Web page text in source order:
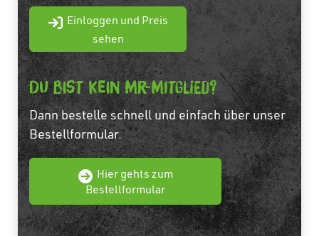
Einloggen und Preis
sehen
Du bist Kein MR-Mitglied?
Dann bestelle schnell und einfach über unser
Bestellformular.
Hier gehts zum
Bestellformular